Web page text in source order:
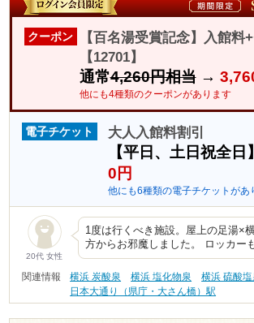
クーポン
【百名湯受賞記念】入館
【12701】
通常4,260円相当→
他にも4種類のクーポンがあります
電子チケット 大人入館料割引
【平日、土日祝全
0円
他にも6種類の電子チケットがあ
20代 女性
1度は行くべき施設。屋上の足湯×
方からお邪魔しました。 ロッカー
関連情報 横浜 炭酸泉 横浜 塩化物泉 横浜 硫酸塩
日本大通り（県庁・大さん橋）駅